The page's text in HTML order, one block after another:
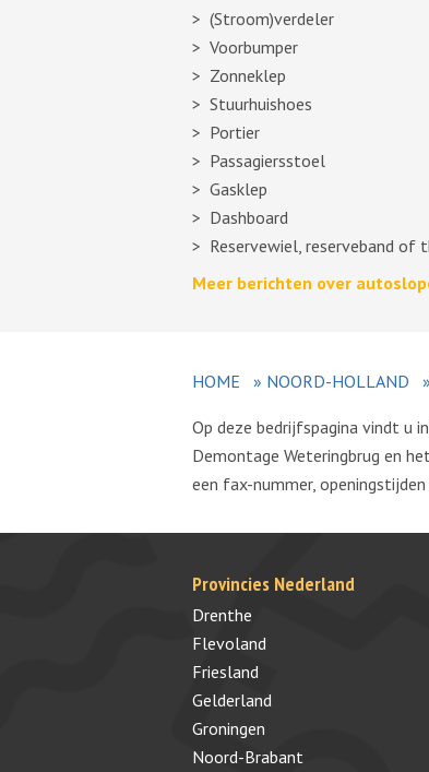
(Stroom)verdeler
Voorbumper
Zonneklep
Stuurhuishoes
Portier
Passagiersstoel
Gasklep
Dashboard
Reservewiel, reserveband of
Meer berichten over
HOME » NOORD-HOLLAND »
Op deze bedrijfspagina vindt u
Demontage Weteringbrug en
een fax-nummer,
Provincies Nederland
Drenthe
Flevoland
Friesland
Gelderland
Groningen
Noord-Brabant